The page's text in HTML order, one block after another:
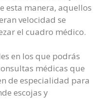
esta manera, aquellos
velocidad se
el cuadro médico.
en los que podrás
médicas que
de especialidad para
escojas y